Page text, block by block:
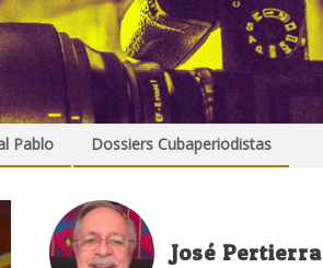
Pablo Dossiers Cubaperiodistas
José Pertierra